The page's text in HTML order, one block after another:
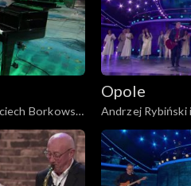
Borkowski
„Małe
pamięci
Opole
Andrzej Rybiński
na deszcz”. 62.
tęsknoty –
Wojciecha